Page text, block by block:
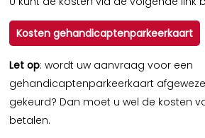
Kosten gehandicaptenparkeerkaart
Let op: wordt uw aanvraag voor een
gehandicaptenparkeerkaart
gekeurd? Dan moet u wel de kosten
betalen.